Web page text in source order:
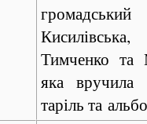
Тимченко та
яка вручила
таріль та